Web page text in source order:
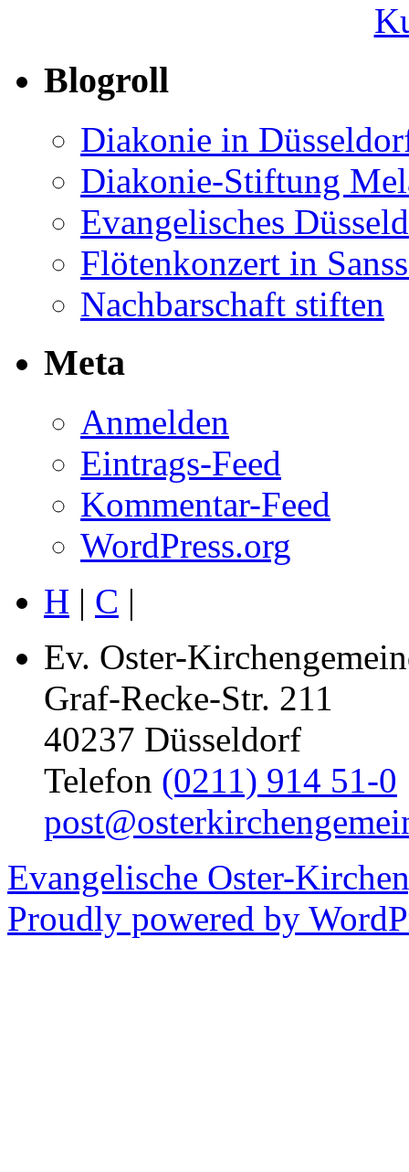
Blogroll
Diakonie in
Diakonie-Stiftung
Evangelisches
Flötenkonzert in
Nachbarschaft stiften
Meta
Anmelden
Eintrags-Feed
Kommentar-Feed
WordPress.org
H | C |
Ev. Oster-
Graf-Recke-Str. 211
40237 Düsseldorf
Telefon (0211) 914 51-0
Evangelische Oster-
Proudly powered by